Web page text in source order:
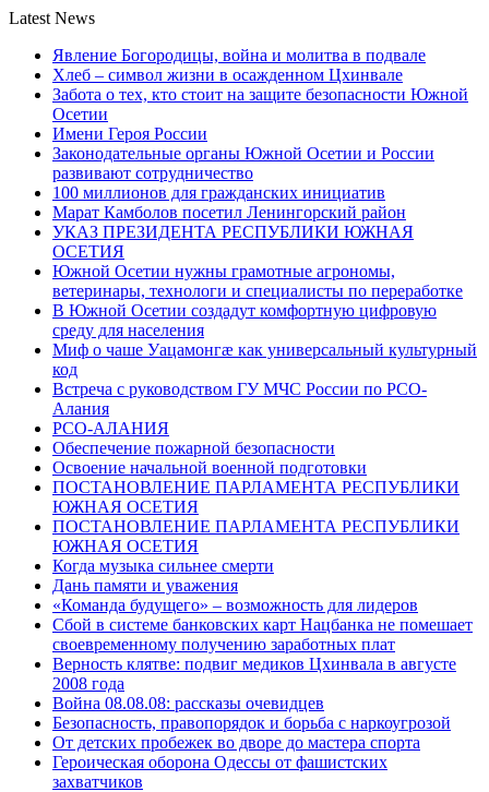
Latest News
Явление Богородицы, война и молитва в подвале
Хлеб – символ жизни в осажденном Цхинвале
Забота о тех, кто стоит на защите безопасности Южной
Осетии
Имени Героя России
Законодательные органы Южной Осетии и России
развивают сотрудничество
100 миллионов для гражданских инициатив
Марат Камболов посетил Ленингорский район
УКАЗ ПРЕЗИДЕНТА РЕСПУБЛИКИ ЮЖНАЯ
ОСЕТИЯ
Южной Осетии нужны грамотные агрономы,
ветеринары, технологи и специалисты по переработке
В Южной Осетии создадут комфортную цифровую
среду для населения
Миф о чаше Уацамонгæ как универсальный культурный
код
Встреча с руководством ГУ МЧС России по РСО-
Алания
РСО-АЛАНИЯ
Обеспечение пожарной безопасности
Освоение начальной военной подготовки
ПОСТАНОВЛЕНИЕ ПАРЛАМЕНТА РЕСПУБЛИКИ
ЮЖНАЯ ОСЕТИЯ
ПОСТАНОВЛЕНИЕ ПАРЛАМЕНТА РЕСПУБЛИКИ
ЮЖНАЯ ОСЕТИЯ
Когда музыка сильнее смерти
Дань памяти и уважения
«Команда будущего» – возможность для лидеров
Сбой в системе банковских карт Нацбанка не помешает
своевременному получению заработных плат
Верность клятве: подвиг медиков Цхинвала в августе
2008 года
Война 08.08.08: рассказы очевидцев
Безопасность, правопорядок и борьба с наркоугрозой
От детских пробежек во дворе до мастера спорта
Героическая оборона Одессы от фашистских
захватчиков